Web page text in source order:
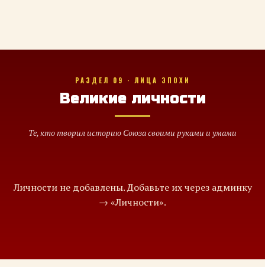
РАЗДЕЛ 09 · ЛИЦА ЭПОХИ
Великие личности
Те, кто творил историю Союза своими руками и умами
Личности не добавлены. Добавьте их через админку
→ «Личности».